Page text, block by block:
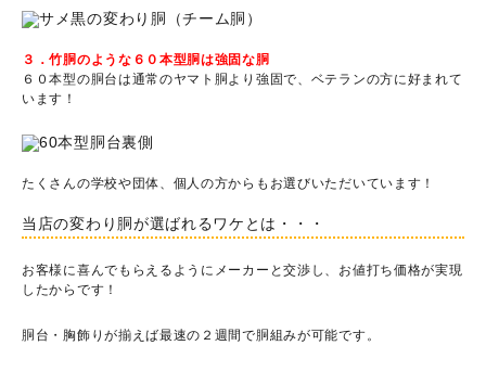
３．竹胴のような６０本型胴は強固な胴
６０本型の胴台は通常のヤマト胴より強固で、ベテランの方に好まれて
います！
たくさんの学校や団体、個人の方からもお選びいただいています！
当店の変わり胴が選ばれるワケとは・・・
お客様に喜んでもらえるようにメーカーと交渉し、お値打ち価格が実現
したからです！
胴台・胸飾りが揃えば最速の２週間で胴組みが可能です。